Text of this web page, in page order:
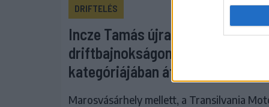
DRIFTELÉS
Incze Tamás újra dobogós lett a
driftbajnokságon, a csíki pilóta
kategóriájában átvette a vezetést
Marosvásárhely mellett, a Transilvania